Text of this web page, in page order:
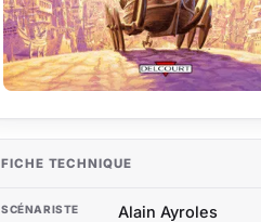
FICHE TECHNIQUE
SCÉNARISTE Alain Ayroles